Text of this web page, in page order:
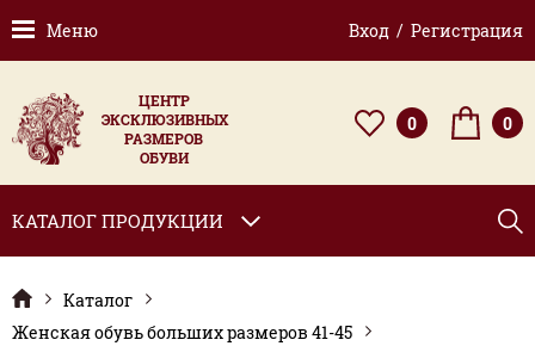
Меню Вход / Регистрация
ЦЕНТР
ЭКСКЛЮЗИВНЫХ
РАЗМЕРОВ
ОБУВИ
0 0
КАТАЛОГ ПРОДУКЦИИ
Каталог
Женская обувь больших размеров 41-45